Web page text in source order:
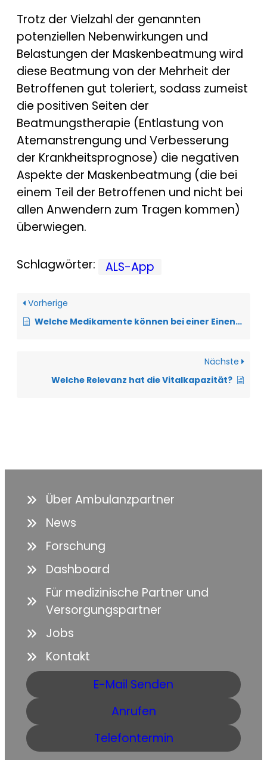
Trotz der Vielzahl der genannten
potenziellen Nebenwirkungen und
Belastungen der Maskenbeatmung wird
diese Beatmung von der Mehrheit der
Betroffenen gut toleriert, sodass zumeist
die positiven Seiten der
Beatmungstherapie (Entlastung von
Atemanstrengung und Verbesserung
der Krankheitsprognose) die negativen
Aspekte der Maskenbeatmung (die bei
einem Teil der Betroffenen und nicht bei
allen Anwendern zum Tragen kommen)
überwiegen.
Schlagwörter: ALS-App
Vorherige
Welche Medikamente können bei einer Einengung der Atemwege eingesetzt werden?
Nächste
Welche Relevanz hat die Vitalkapazität?
Über Ambulanzpartner
News
Forschung
Dashboard
Für medizinische Partner und
Versorgungspartner
Jobs
Kontakt
E-Mail Senden
Anrufen
Telefontermin